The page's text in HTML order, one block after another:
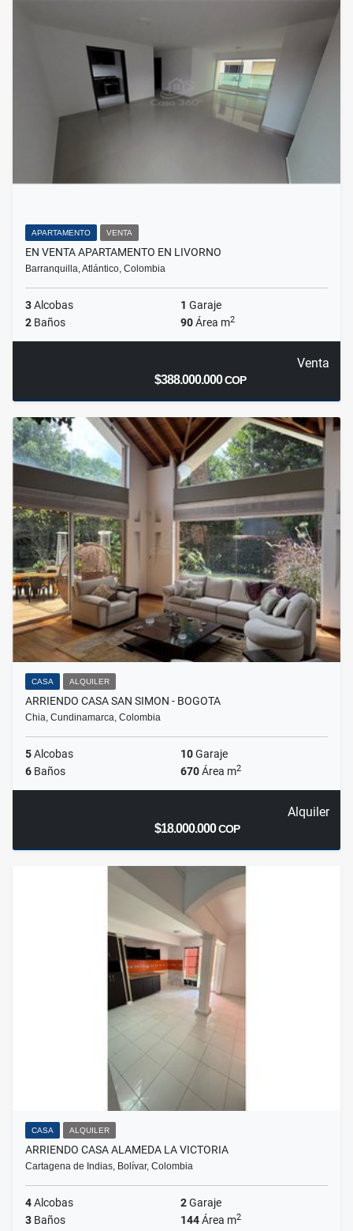
APARTAMENTO VENTA
EN VENTA APARTAMENTO EN LIVORNO
Barranquilla, Atlántico, Colombia
3Alcobas 1 Garaje
2 Baños 90Área m2
Venta
$388.000.000COP
CASA ALQUILER
ARRIENDO CASA SAN SIMON - BOGOTA
Chia, Cundinamarca, Colombia
5Alcobas 10Garaje
6 Baños 670Área m2
Alquiler
$18.000.000COP
CASA ALQUILER
ARRIENDO CASA ALAMEDA LA VICTORIA
Cartagena de Indias, Bolívar, Colombia
4Alcobas 2Garaje
3 Baños 144Área m2